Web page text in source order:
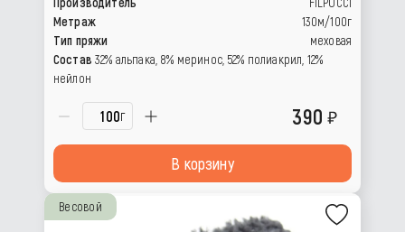
Метраж
130м/100г
Тип пряжи
меховая
Состав 32% альпака, 8% меринос, 52% полиакрил, 12%
нейлон
г 390
В корзину
Весовой